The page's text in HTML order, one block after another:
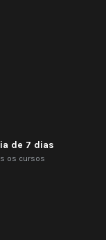
de 7 dias
os cursos